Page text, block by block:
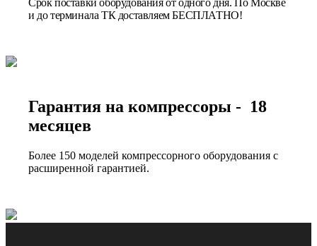
Срок поставки оборудования от одного дня. По Москве
и до терминала ТК доставляем БЕСПЛАТНО!
Гарантия на компрессоры - 18
месяцев
Более 150 моделей компрессорного оборудования с
расширенной гарантией.